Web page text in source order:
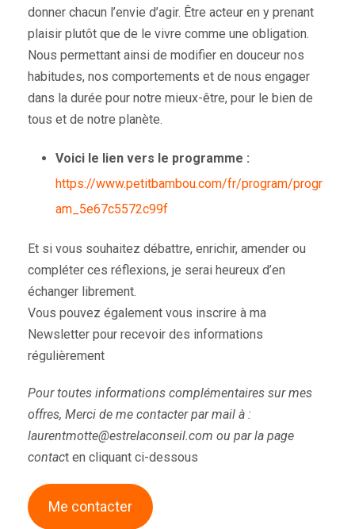
donner chacun l’envie d’agir. Être acteur en y prenant
plaisir plutôt que de le vivre comme une obligation.
Nous permettant ainsi de modifier en douceur nos
habitudes, nos comportements et de nous engager
dans la durée pour notre mieux-être, pour le bien de
tous et de notre planète.
Voici le lien vers le programme :
https://www.petitbambou.com/fr/program/progr
am_5e67c5572c99f
Et si vous souhaitez débattre, enrichir, amender ou
compléter ces réflexions, je serai heureux d’en
échanger librement.
Vous pouvez également vous inscrire à ma
Newsletter pour recevoir des informations
régulièrement
Pour toutes informations complémentaires sur mes
offres, Merci de me contacter par mail à :
laurentmotte@estrelaconseil.com ou par la page
contact en cliquant ci-dessous
Me contacter